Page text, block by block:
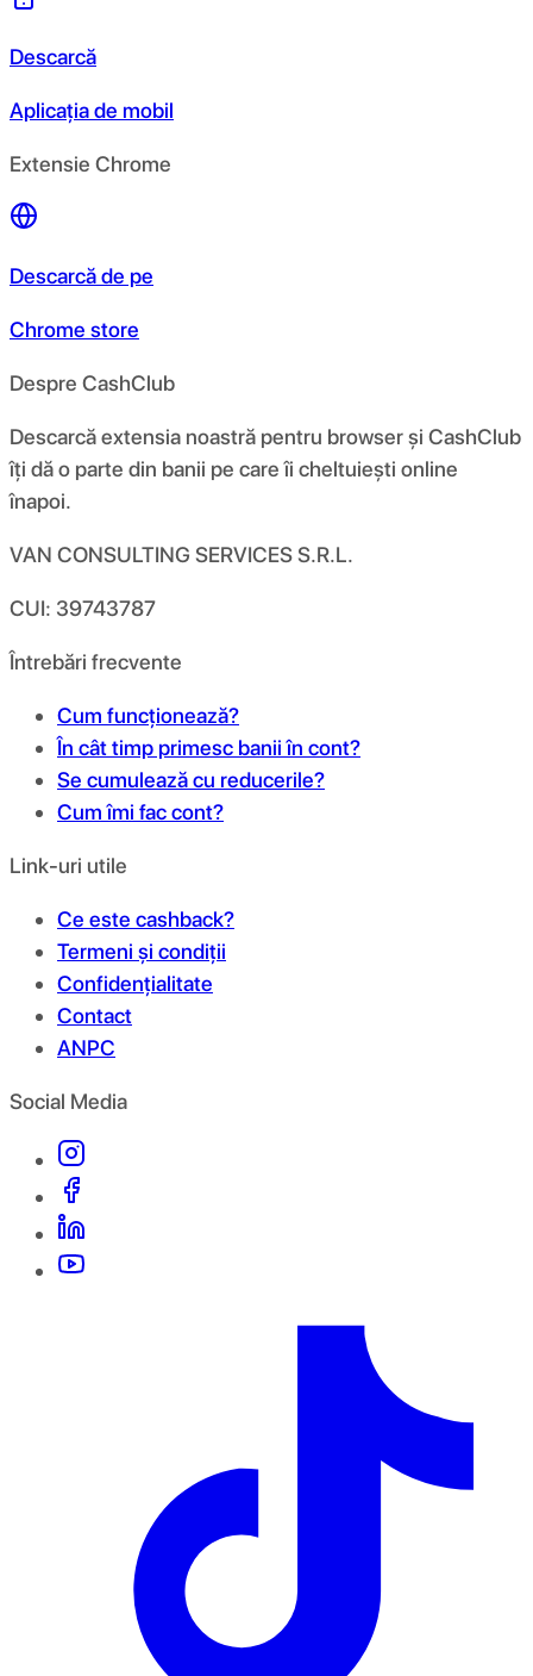
Descarcă
Aplicația de mobil
Extensie Chrome
Descarcă de pe
Chrome store
Despre CashClub
Descarcă extensia noastră pentru browser și CashClub
îți dă o parte din banii pe care îi cheltuiești online
înapoi.
VAN CONSULTING SERVICES S.R.L.
CUI: 39743787
Întrebări frecvente
Cum funcționează?
În cât timp primesc banii în cont?
Se cumulează cu reducerile?
Cum îmi fac cont?
Link-uri utile
Ce este cashback?
Termeni și condiții
Confidențialitate
Contact
ANPC
Social Media